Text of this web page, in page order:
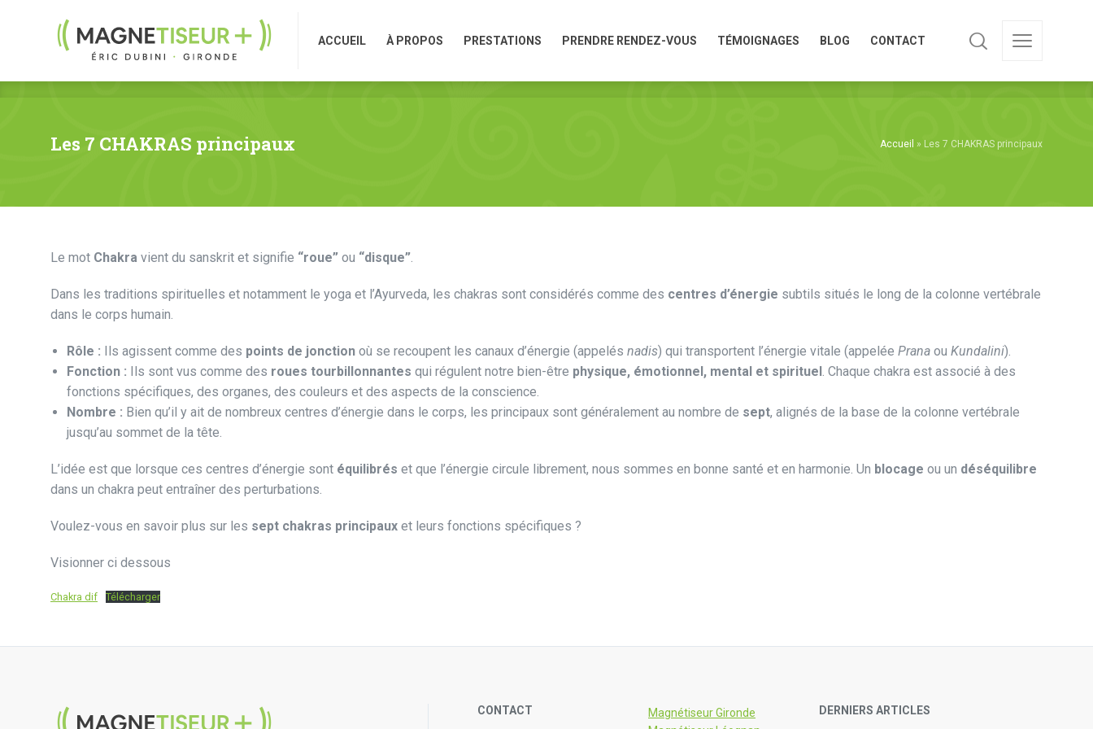
ACCUEIL À PROPOS PRESTATIONS PRENDRE RENDEZ-VOUS TÉMOIGNAGES BLOG CONTACT
Les 7 CHAKRAS principaux Accueil » Les 7 CHAKRAS principaux
Le mot Chakra vient du sanskrit et signifie “roue” ou “disque”.
Dans les traditions spirituelles et notamment le yoga et l’Ayurveda, les chakras sont considérés comme des centres d’énergie subtils situés le long de la colonne vertébrale
dans le corps humain.
Rôle : Ils agissent comme des points de jonction où se recoupent les canaux d’énergie (appelés nadis) qui transportent l’énergie vitale (appelée Prana ou Kundalini).
Fonction : Ils sont vus comme des roues tourbillonnantes qui régulent notre bien-être physique, émotionnel, mental et spirituel. Chaque chakra est associé à des
fonctions spécifiques, des organes, des couleurs et des aspects de la conscience.
Nombre : Bien qu’il y ait de nombreux centres d’énergie dans le corps, les principaux sont généralement au nombre de sept, alignés de la base de la colonne vertébrale
jusqu’au sommet de la tête.
L’idée est que lorsque ces centres d’énergie sont équilibrés et que l’énergie circule librement, nous sommes en bonne santé et en harmonie. Un blocage ou un déséquilibre
dans un chakra peut entraîner des perturbations.
Voulez-vous en savoir plus sur les sept chakras principaux et leurs fonctions spécifiques ?
Visionner ci dessous
Chakra dif Télécharger
CONTACT
Magnétiseur Gironde
DERNIERS ARTICLES